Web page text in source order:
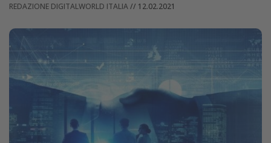
REDAZIONE DIGITALWORLD ITALIA// 12.02.2021